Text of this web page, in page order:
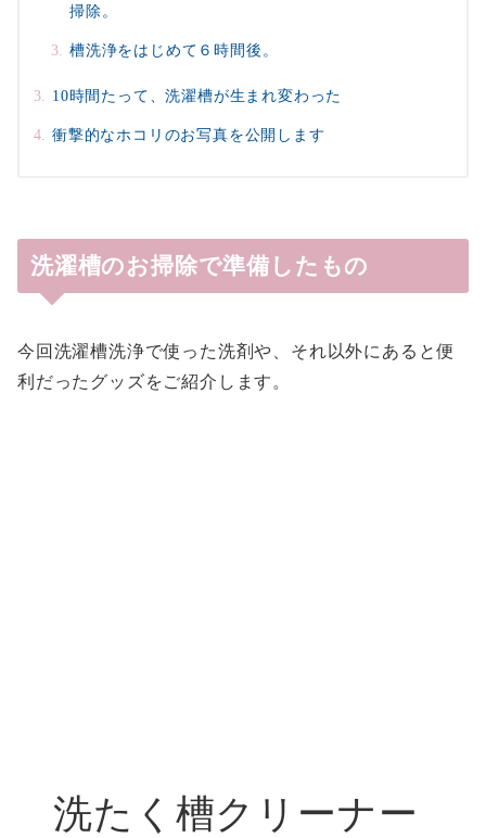
掃除。
槽洗浄をはじめて６時間後。
10時間たって、洗濯槽が生まれ変わった
衝撃的なホコリのお写真を公開します
洗濯槽のお掃除で準備したもの
今回洗濯槽洗浄で使った洗剤や、それ以外にあると便
利だったグッズをご紹介します。
洗たく槽クリーナー